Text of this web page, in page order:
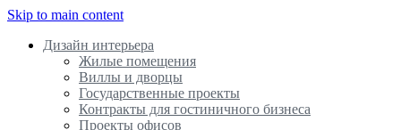
Skip to main content
Дизайн интерьера
Жилые помещения
Виллы и дворцы
Государственные проекты
Контракты для гостиничного бизнеса
Проекты офисов